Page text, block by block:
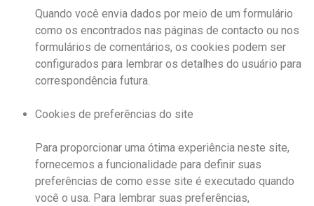
Quando você envia dados por meio de um formulário
como os encontrados nas páginas de contacto ou nos
formulários de comentários, os cookies podem ser
configurados para lembrar os detalhes do usuário para
correspondência futura.
Cookies de preferências do site
Para proporcionar uma ótima experiência neste site,
fornecemos a funcionalidade para definir suas
preferências de como esse site é executado quando
você o usa. Para lembrar suas preferências,